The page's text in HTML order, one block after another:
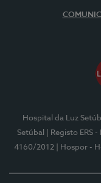
Hospital da Luz
Setúbal
| Registo ERS
4160/2012
| Hospor -